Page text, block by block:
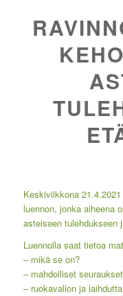
Keskiviikkona
luennon, jonka aiheena
asteiseen tulehdukseen
Luennolla saat tietoa
– mikä se on?
– mahdolliset seuraukset
– ruokavalion ja